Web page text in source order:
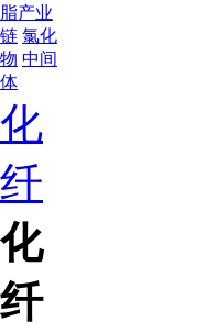
脂产业
链 氯化
物 中间
体
化
纤
化
纤